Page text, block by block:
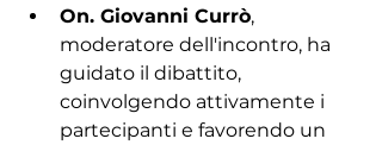
On. Giovanni Currò,
moderatore dell'incontro, ha
guidato il dibattito,
coinvolgendo attivamente i
partecipanti e favorendo un